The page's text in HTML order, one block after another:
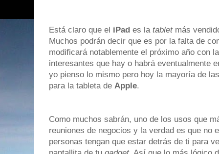
Está claro que el iPad es la tabletmás
Muchos podrán decir que es por la falta de
modificará notablemente el próximo año con
interesantes que hay o habrá eventualmente
yo pienso lo mismo pero hoy la mayoría de
para la tableta de Apple.
Como muchos sabrán, uno de los usos que
reuniones de negocios y la verdad es que no
personas tengan que estar detrás de ti para